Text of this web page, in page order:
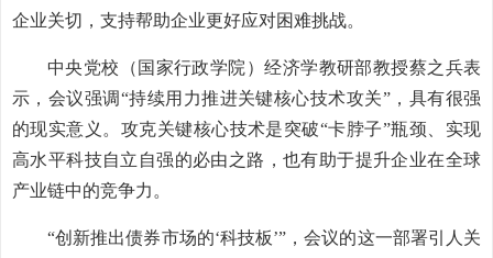
企业关切，支持帮助企业更好应对困难挑战。
中央党校（国家行政学院）经济学教研部教授蔡之兵表
示，会议强调“持续用力推进关键核心技术攻关”，具有很强
的现实意义。攻克关键核心技术是突破“卡脖子”瓶颈、实现
高水平科技自立自强的必由之路，也有助于提升企业在全球
产业链中的竞争力。
“创新推出债券市场的‘科技板’”，会议的这一部署引人关